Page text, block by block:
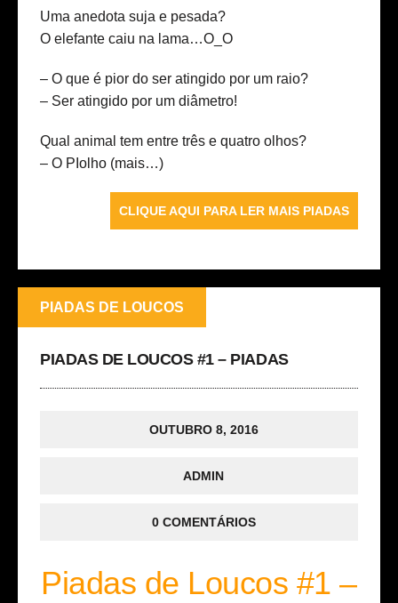
Uma anedota suja e pesada?
O elefante caiu na lama…O_O
– O que é pior do ser atingido por um raio?
– Ser atingido por um diâmetro!
Qual animal tem entre três e quatro olhos?
– O PIolho (mais…)
CLIQUE AQUI PARA LER MAIS PIADAS
PIADAS DE LOUCOS
PIADAS DE LOUCOS #1 – PIADAS
OUTUBRO 8, 2016
ADMIN
0 COMENTÁRIOS
Piadas de Loucos #1 –